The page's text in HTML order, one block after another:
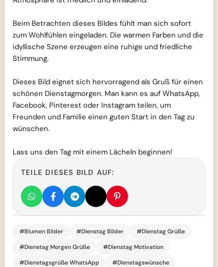
Beim Betrachten dieses Bildes fühlt man sich sofort
zum Wohlfühlen eingeladen. Die warmen Farben und die
idyllische Szene erzeugen eine ruhige und friedliche
Stimmung.
Dieses Bild eignet sich hervorragend als Gruß für einen
schönen Dienstagmorgen. Man kann es auf WhatsApp,
Facebook, Pinterest oder Instagram teilen, um
Freunden und Familie einen guten Start in den Tag zu
wünschen.
Lass uns den Tag mit einem Lächeln beginnen!
TEILE DIESES BILD AUF:
#Blumen Bilder #Dienstag Bilder
#Dienstag Grüße
#Dienstag Morgen Grüße
#Dienstag Motivation
#Dienstagsgrüße WhatsApp
#Dienstagswünsche